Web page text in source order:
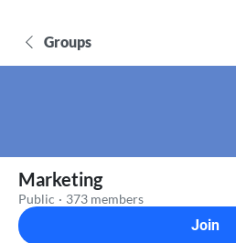
Groups
Marketing
Public · 373 members
Join